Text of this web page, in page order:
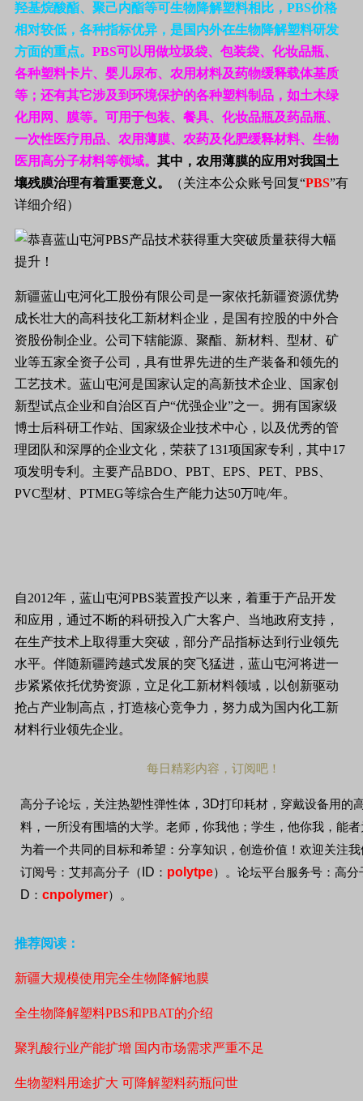
羟基烷酸酯、聚己内酯等可生物降解塑料相比， PBS价格
相对较低，各种指标优异，是国内外在生物降解塑料研发
方面的重点。 PBS可以用做垃圾袋、包装袋、化妆品瓶、
各种塑料卡片、婴儿尿布、农用材料及药物缓释载体基质
等；还有其它涉及到环境保护的各种塑料制品，如土木绿
化用网、膜等。可用于包装、餐具、化妆品瓶及药品瓶、
一次性医疗用品、农用薄膜、农药及化肥缓释材料、生物
医用高分子材料等领域。 其中，农用薄膜的应用对我国土
壤残膜治理有着重要意义。
（关注本公众账号回复“PBS”有
详细介绍）
新疆蓝山屯河化工股份有限公司是一家依托新疆资源优势
成长壮大的高科技化工新材料企业，是国有控股的中外合
资股份制企业。公司下辖能源、聚酯、新材料、型材、矿
业等五家全资子公司，具有世界先进的生产装备和领先的
工艺技术。蓝山屯河是国家认定的高新技术企业、国家创
新型试点企业和自治区百户“优强企业”之一。拥有国家级
博士后科研工作站、国家级企业技术中心，以及优秀的管
理团队和深厚的企业文化，荣获了131项国家专利，其中17
项发明专利。主要产品BDO PBT EPS PET PBS
PVC型材、 PTMEG等综合生产能力达50万吨/年。
自2012年，蓝山屯河PBS装置投产以来，着重于产品开发
和应用，通过不断的科研投入广大客户、当地政府支持，
在生产技术上取得重大突破，部分产品指标达到行业领先
水平。伴随新疆跨越式发展的突飞猛进，蓝山屯河将进一
步紧紧依托优势资源，立足化工新材料领域，以创新驱动
抢占产业制高点，打造核心竞争力，努力成为国内化工新
材料行业领先企业。
每日精彩内容，订阅吧！
高分子论坛，关注热塑性弹性体， 3D打印耗材，穿戴设备用的
料，一所没有围墙的大学。老师，你我他；学生，他你我，能
为着一个共同的目标和希望：分享知识，创造价值！欢迎关注
订阅号：艾邦高分子（ ID ： polytpe）。论坛平台服务号：高分
D ： cnpolymer）。
推荐阅读：
新疆大规模使用完全生物降解地膜
全生物降解塑料PBS和PBAT的介绍
聚乳酸行业产能扩增 国内市场需求严重不足
生物塑料用途扩大 可降解塑料药瓶问世